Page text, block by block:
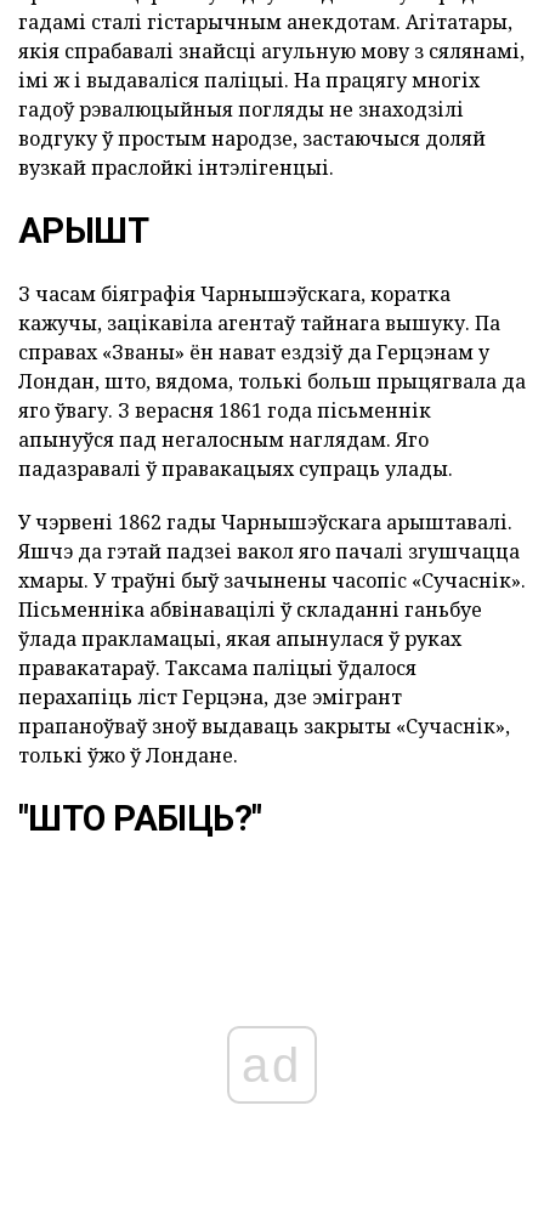
гадамі сталі гістарычным анекдотам. Агітатары,
якія спрабавалі знайсці агульную мову з сялянамі,
імі ж і выдаваліся паліцыі. На працягу многіх
гадоў рэвалюцыйныя погляды не знаходзілі
водгуку ў простым народзе, застаючыся доляй
вузкай праслойкі інтэлігенцыі.
АРЫШТ
З часам біяграфія Чарнышэўскага, коратка
кажучы, зацікавіла агентаў тайнага вышуку. Па
справах «Званы» ён нават ездзіў да Герцэнам у
Лондан, што, вядома, толькі больш прыцягвала да
яго ўвагу. З верасня 1861 года пісьменнік
апынуўся пад негалосным наглядам. Яго
падазравалі ў правакацыях супраць улады.
У чэрвені 1862 гады Чарнышэўскага арыштавалі.
Яшчэ да гэтай падзеі вакол яго пачалі згушчацца
хмары. У траўні быў зачынены часопіс «Сучаснік».
Пісьменніка абвінавацілі ў складанні ганьбуе
ўлада пракламацыі, якая апынулася ў руках
правакатараў. Таксама паліцыі ўдалося
перахапіць ліст Герцэна, дзе эмігрант
прапаноўваў зноў выдаваць закрыты «Сучаснік»,
толькі ўжо ў Лондане.
"ШТО РАБІЦЬ?"
ad